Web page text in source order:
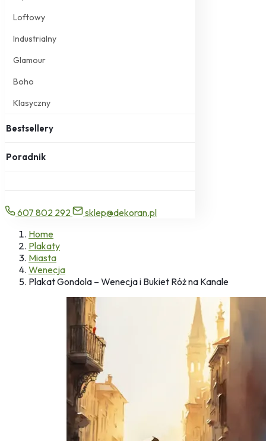
Loftowy
Industrialny
Glamour
Boho
Klasyczny
Bestsellery
Poradnik
607 802 292
sklep@dekoran.pl
Home
Plakaty
Miasta
Wenecja
Plakat Gondola – Wenecja i Bukiet Róż na Kanale